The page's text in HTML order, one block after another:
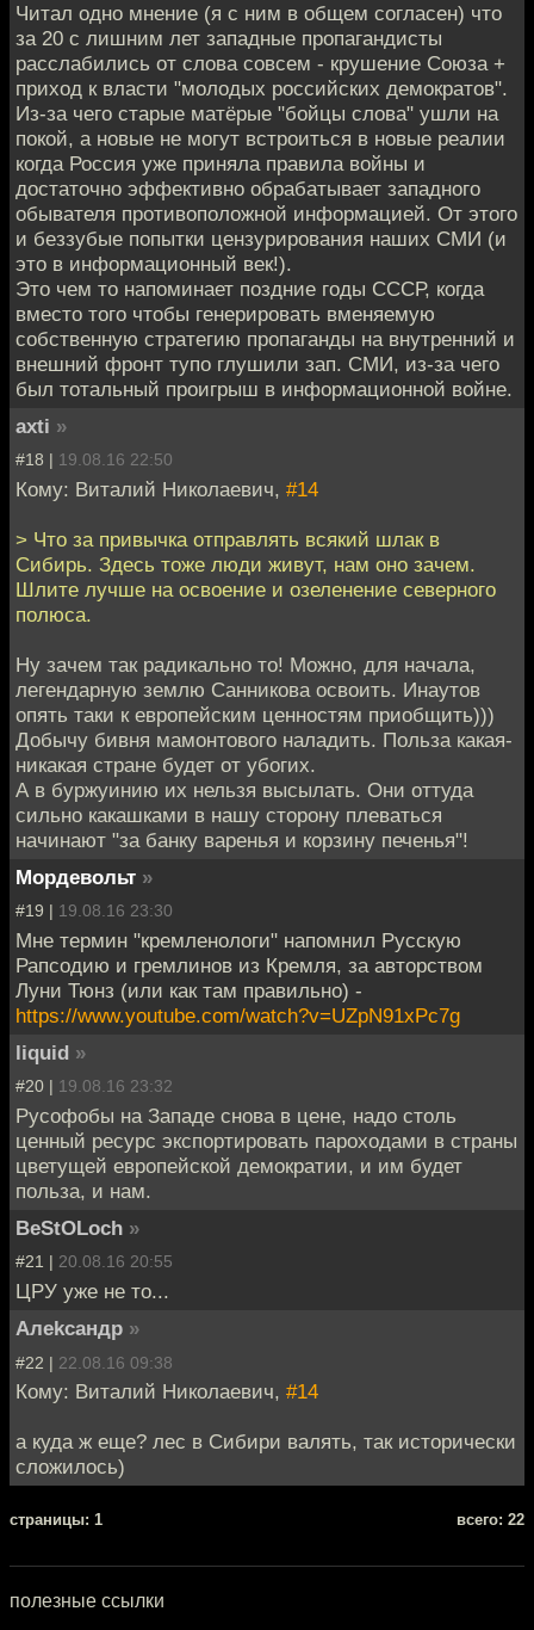
Читал одно мнение (я с ним в общем согласен) что
за 20 с лишним лет западные пропагандисты
расслабились от слова совсем - крушение Союза +
приход к власти "молодых российских демократов".
Из-за чего старые матёрые "бойцы слова" ушли на
покой, а новые не могут встроиться в новые реалии
когда Россия уже приняла правила войны и
достаточно эффективно обрабатывает западного
обывателя противоположной информацией. От этого
и беззубые попытки цензурирования наших СМИ (и
это в информационный век!).
Это чем то напоминает поздние годы СССР, когда
вместо того чтобы генерировать вменяемую
собственную стратегию пропаганды на внутренний и
внешний фронт тупо глушили зап. СМИ, из-за чего
был тотальный проигрыш в информационной войне.
axti »
#18 | 19.08.16 22:50
Кому: Виталий Николаевич, #14
> Что за привычка отправлять всякий шлак в
Сибирь. Здесь тоже люди живут, нам оно зачем.
Шлите лучше на освоение и озеленение северного
полюса.
Ну зачем так радикально то! Можно, для начала,
легендарную землю Санникова освоить. Инаутов
опять таки к европейским ценностям приобщить)))
Добычу бивня мамонтового наладить. Польза какая-
никакая стране будет от убогих.
А в буржуинию их нельзя высылать. Они оттуда
сильно какашками в нашу сторону плеваться
начинают "за банку варенья и корзину печенья"!
Мордевольт »
#19 | 19.08.16 23:30
Мне термин "кремленологи" напомнил Русскую
Рапсодию и гремлинов из Кремля, за авторством
Луни Тюнз (или как там правильно) -
https://www.youtube.com/watch?v=UZpN91xPc7g
liquid »
#20 | 19.08.16 23:32
Русофобы на Западе снова в цене, надо столь
ценный ресурс экспортировать пароходами в страны
цветущей европейской демократии, и им будет
польза, и нам.
BeStOLoch »
#21 | 20.08.16 20:55
ЦРУ уже не то...
Алеkсандр »
#22 | 22.08.16 09:38
Кому: Виталий Николаевич, #14
а куда ж еще? лес в Сибири валять, так исторически
сложилось)
cтраницы: 1 всего: 22
полезные ссылки